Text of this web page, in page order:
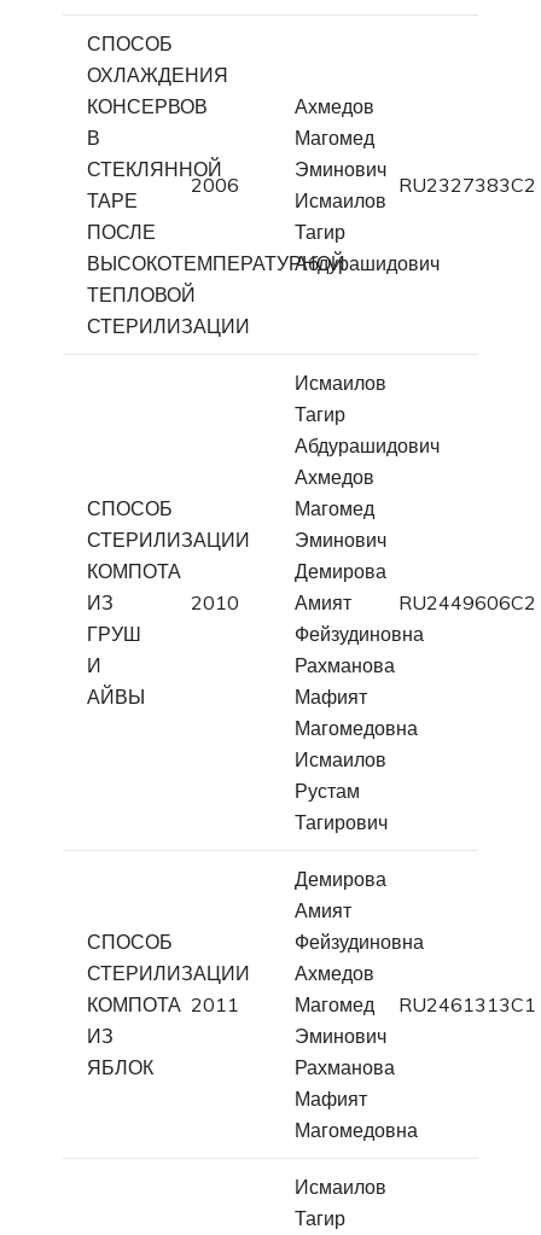
СПОСОБ
ОХЛАЖДЕНИЯ
КОНСЕРВОВ
В
СТЕКЛЯННОЙ
ТАРЕ
ПОСЛЕ
ВЫСОКОТЕМПЕРАТУРНОЙ
ТЕПЛОВОЙ
СТЕРИЛИЗАЦИИ
2006
Ахмедов
Магомед
Эминович
Исмаилов
Тагир
Абдурашидович
RU2327383C2
СПОСОБ
СТЕРИЛИЗАЦИИ
КОМПОТА
ИЗ
ГРУШ
И
АЙВЫ
2010
Исмаилов
Тагир
Абдурашидович
Ахмедов
Магомед
Эминович
Демирова
Амият
Фейзудиновна
Рахманова
Мафият
Магомедовна
Исмаилов
Рустам
Тагирович
RU2449606C2
СПОСОБ
СТЕРИЛИЗАЦИИ
КОМПОТА
ИЗ
ЯБЛОК
2011
Демирова
Амият
Фейзудиновна
Ахмедов
Магомед
Эминович
Рахманова
Мафият
Магомедовна
RU2461313C1
Исмаилов
Тагир